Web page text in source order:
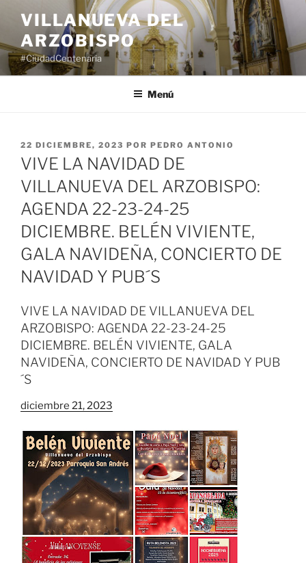
contenido
VILLANUEVA DEL
ARZOBISPO
#CiudadCentenaria
Menú
PUBLICADO
EL
22 DICIEMBRE, 2023 POR PEDRO ANTONIO
VIVE LA NAVIDAD DE
VILLANUEVA DEL ARZOBISPO:
AGENDA 22-23-24-25
DICIEMBRE. BELÉN VIVIENTE,
GALA NAVIDEÑA, CONCIERTO DE
NAVIDAD Y PUB´S
VIVE LA NAVIDAD DE VILLANUEVA DEL
ARZOBISPO: AGENDA 22-23-24-25
DICIEMBRE. BELÉN VIVIENTE, GALA
NAVIDEÑA, CONCIERTO DE NAVIDAD Y PUB
´S
diciembre 21, 2023